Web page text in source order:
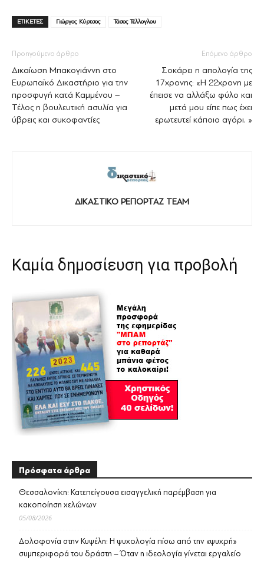
ΕΤΙΚΕΤΕΣ Γιώργος Κύρτσος Τάσος Τέλλογλου
Προηγούμενο άρθρο
Δικαίωση Μπακογιάννη στο
Ευρωπαϊκό Δικαστήριο για την
προσφυγή κατά Καμμένου –
Τέλος η βουλευτική ασυλία για
ύβρεις και συκοφαντίες
Επόμενο άρθρο
Σοκάρει η απολογία της
17χρονης: «Η 22χρονη με
έπεισε να αλλάξω φύλο και
μετά μου είπε πως έχει
ερωτευτεί κάποιο αγόρι. »
ΔΙΚΑΣΤΙΚΟ ΡΕΠΟΡΤΑΖ TEAM
Καμία δημοσίευση για προβολή
Πρόσφατα άρθρα
Θεσσαλονίκη: Κατεπείγουσα εισαγγελική παρέμβαση για
κακοποίηση χελώνων
05/08/2026
Δολοφονία στην Κυψέλη: Η ψυχολογία πίσω από την «ψυχρή»
συμπεριφορά του δράστη – Όταν η ιδεολογία γίνεται εργαλείο